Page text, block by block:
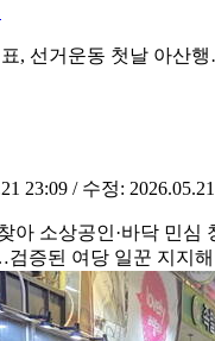
, 선거운동 첫날 아산
23:09 / 수정:
아 소상공인·바닥 민심
증된 여당 일꾼 지지